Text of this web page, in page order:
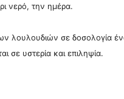
νερό, την ημέρα.
λουλουδιών σε δοσολογία
σε υστερία και επιληψία.